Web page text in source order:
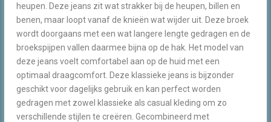
heupen. Deze jeans zit wat strakker bij de heupen, billen en
benen, maar loopt vanaf de knieën wat wijder uit. Deze broek
wordt doorgaans met een wat langere lengte gedragen en de
broekspijpen vallen daarmee bijna op de hak. Het model van
deze jeans voelt comfortabel aan op de huid met een
optimaal draagcomfort. Deze klassieke jeans is bijzonder
geschikt voor dagelijks gebruik en kan perfect worden
gedragen met zowel klassieke als casual kleding om zo
verschillende stijlen te creëren. Gecombineerd met